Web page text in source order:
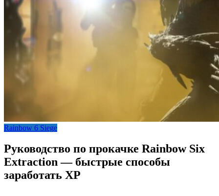
Rainbow 6 Siege
Руководство по прокачке Rainbow Six
Extraction — быстрые способы
заработать XP